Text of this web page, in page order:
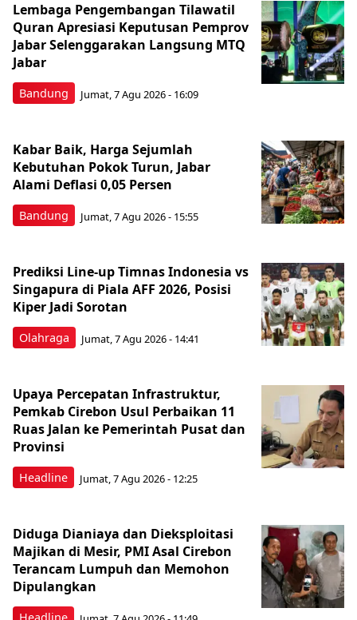
Bandung
Lembaga Pengembangan Tilawatil
Quran Apresiasi Keputusan Pemprov
Jabar Selenggarakan Langsung MTQ
Jabar
Jumat, 7 Agu 2026 - 16:09
Bandung
Kabar Baik, Harga Sejumlah
Kebutuhan Pokok Turun, Jabar
Alami Deflasi 0,05 Persen
Jumat, 7 Agu 2026 - 15:55
Olahraga
Prediksi Line-up Timnas Indonesia vs
Singapura di Piala AFF 2026, Posisi
Kiper Jadi Sorotan
Jumat, 7 Agu 2026 - 14:41
Headline
Upaya Percepatan Infrastruktur,
Pemkab Cirebon Usul Perbaikan 11
Ruas Jalan ke Pemerintah Pusat dan
Provinsi
Jumat, 7 Agu 2026 - 12:25
Diduga Dianiaya dan Dieksploitasi
Majikan di Mesir, PMI Asal Cirebon
Terancam Lumpuh dan Memohon
Dipulangkan